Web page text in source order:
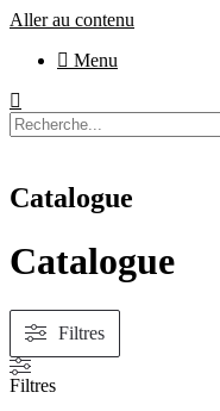
Aller au contenu
Menu
Catalogue
Catalogue
Filtres
Filtres